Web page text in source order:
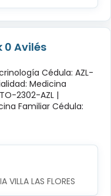
0 Avilés
Cédula: AZL-
Medicina
2302-AZL |
Familiar Cédula:
VILLA LAS FLORES